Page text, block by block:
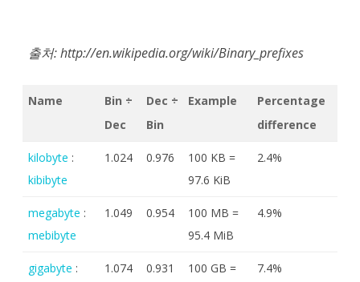
출처: http://en.wikipedia.org/wiki/Binary_prefixes
Name
Bin ÷
Dec
Dec ÷
Bin
Example
Percentage
difference
kilobyte :
kibibyte
1.024 0.976
100 KB =
97.6 KiB
2.4%
megabyte :
mebibyte
1.049 0.954
100 MB =
95.4 MiB
4.9%
gigabyte :
1.074 0.931
100 GB =
7.4%